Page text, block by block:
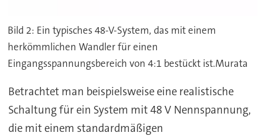
Bild 2: Ein typisches 48-V-System, das mit einem
herkömmlichen Wandler für einen
Eingangsspannungsbereich von 4:1 bestückt ist.Murata
Betrachtet man beispielsweise eine realistische
Schaltung für ein System mit 48 V Nennspannung,
die mit einem standardmäßigen